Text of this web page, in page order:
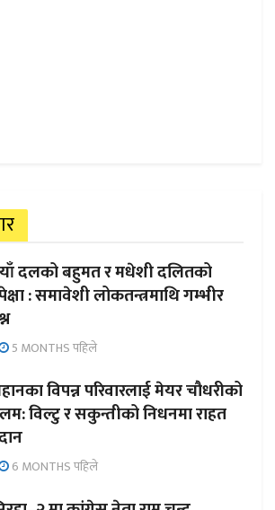
दलको बहुमत र मधेशी दलितको
: समावेशी लोकतन्त्रमाथि गम्भीर
5 MONTHS पहिले
विपन्न परिवारलाई मेयर चौधरीको
विल्टु र सकुन्तीको निधनमा राहत
6 MONTHS पहिले